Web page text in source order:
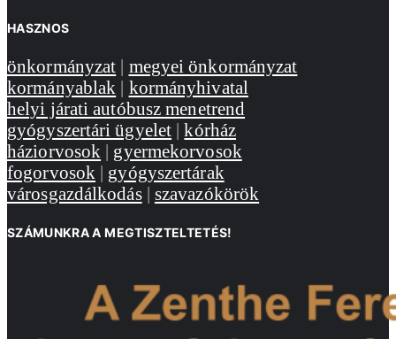
HASZNOS
önkormányzat | megyei önkormányzat
kormányablak | kormányhivatal
helyi járati autóbusz menetrend
gyógyszertári ügyelet |kórház
háziorvosok | gyermekorvosok
fogorvosok | gyógyszertárak
városgazdálkodás| szavazókörök
SZÁMUNKRA A MEGTISZTELTETÉS!